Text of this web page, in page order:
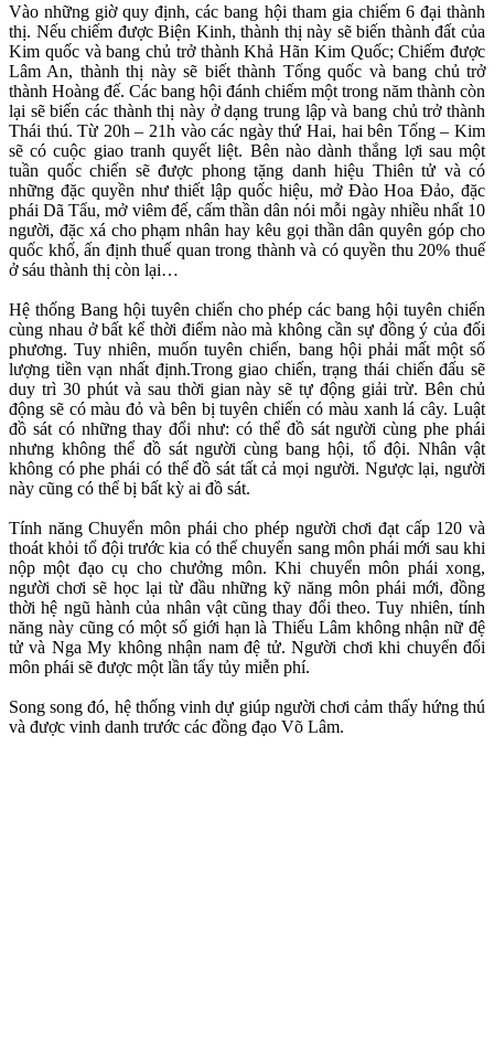
Vào những giờ quy định, các bang hội tham gia chiếm 6 đại thành
thị. Nếu chiếm được Biện Kinh, thành thị này sẽ biến thành đất của
Kim quốc và bang chủ trở thành Khả Hãn Kim Quốc; Chiếm được
Lâm An, thành thị này sẽ biết thành Tống quốc và bang chủ trở
thành Hoàng đế. Các bang hội đánh chiếm một trong năm thành còn
lại sẽ biến các thành thị này ở dạng trung lập và bang chủ trở thành
Thái thú. Từ 20h – 21h vào các ngày thứ Hai, hai bên Tống – Kim
sẽ có cuộc giao tranh quyết liệt. Bên nào dành thắng lợi sau một
tuần quốc chiến sẽ được phong tặng danh hiệu Thiên tử và có
những đặc quyền như thiết lập quốc hiệu, mở Đào Hoa Đảo, đặc
phái Dã Tẩu, mở viêm đế, cấm thần dân nói mỗi ngày nhiều nhất 10
người, đặc xá cho phạm nhân hay kêu gọi thần dân quyên góp cho
quốc khố, ấn định thuế quan trong thành và có quyền thu 20% thuế
ở sáu thành thị còn lại…
Hệ thống Bang hội tuyên chiến cho phép các bang hội tuyên chiến
cùng nhau ở bất kể thời điểm nào mà không cần sự đồng ý của đối
phương. Tuy nhiên, muốn tuyên chiến, bang hội phải mất một số
lượng tiền vạn nhất định.Trong giao chiến, trạng thái chiến đấu sẽ
duy trì 30 phút và sau thời gian này sẽ tự động giải trừ. Bên chủ
động sẽ có màu đỏ và bên bị tuyên chiến có màu xanh lá cây. Luật
đồ sát có những thay đổi như: có thể đồ sát người cùng phe phái
nhưng không thể đồ sát người cùng bang hội, tổ đội. Nhân vật
không có phe phái có thể đồ sát tất cả mọi người. Ngược lại, người
này cũng có thể bị bất kỳ ai đồ sát.
Tính năng Chuyển môn phái cho phép người chơi đạt cấp 120 và
thoát khỏi tổ đội trước kia có thể chuyển sang môn phái mới sau khi
nộp một đạo cụ cho chưởng môn. Khi chuyển môn phái xong,
người chơi sẽ học lại từ đầu những kỹ năng môn phái mới, đồng
thời hệ ngũ hành của nhân vật cũng thay đổi theo. Tuy nhiên, tính
năng này cũng có một số giới hạn là Thiếu Lâm không nhận nữ đệ
tử và Nga My không nhận nam đệ tử. Người chơi khi chuyển đổi
môn phái sẽ được một lần tẩy tủy miễn phí.
Song song đó, hệ thống vinh dự giúp người chơi cảm thấy hứng thú
và được vinh danh trước các đồng đạo Võ Lâm.